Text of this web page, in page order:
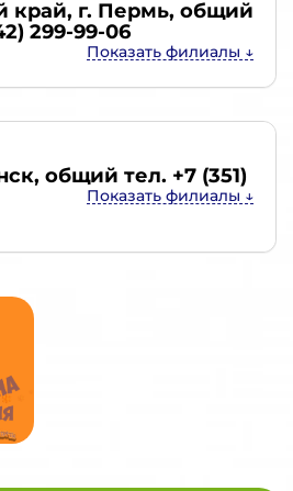
край, г. Пермь, общий
299-99-06
, общий тел. +7 (351)